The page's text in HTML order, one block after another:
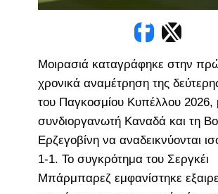
Μοιρασιά καταγράφηκε στην
χρονικά αναμέτρηση της
του Παγκοσμίου Κυπέλλου 2026,
συνδιοργανωτή Καναδά και τη
Ερζεγοβίνη να αναδεικνύονται
1-1. Το συγκρότημα του Σεργκέι
Μπάρμπαρεζ εμφανίστηκε